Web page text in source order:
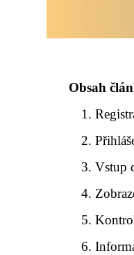
Obsah
Vstup